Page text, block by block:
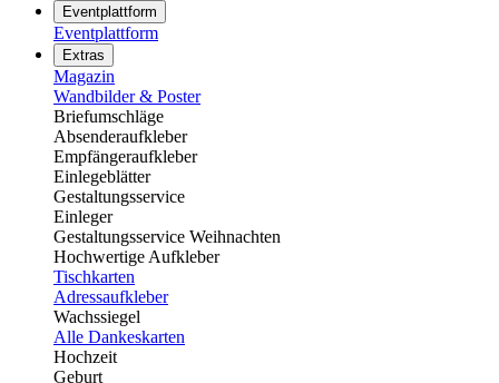
Eventplattform
Eventplattform
Extras
Magazin
Wandbilder & Poster
Briefumschläge
Absenderaufkleber
Empfängeraufkleber
Einlegeblätter
Gestaltungsservice
Einleger
Gestaltungsservice Weihnachten
Hochwertige Aufkleber
Tischkarten
Adressaufkleber
Wachssiegel
Alle Dankeskarten
Hochzeit
Geburt